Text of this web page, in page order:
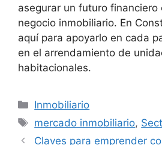
asegurar un futuro financiero
negocio inmobiliario. En
aquí para apoyarlo en cada
en el arrendamiento de
habitacionales.
Categorías
Inmobiliario
Etiquetas
mercado inmobiliario,
Claves para emprender